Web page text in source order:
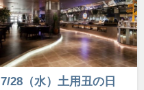
7/28（水）土用丑の日